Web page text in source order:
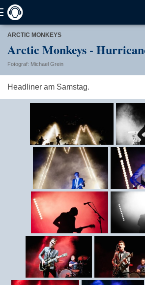
ARCTIC MONKEYS
Arctic Monkeys -
Fotograf: Michael Grein
Headliner am Samstag.